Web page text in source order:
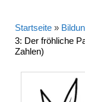
Startseite »
3: Der fröhliche
Zahlen)